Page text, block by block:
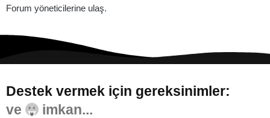
Forum yöneticilerine ulaş.
Destek vermek için gereksinimler:
Gönül...